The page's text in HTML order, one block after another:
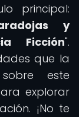
principal:
y
Ficción".
que la
este
explorar
¡No te